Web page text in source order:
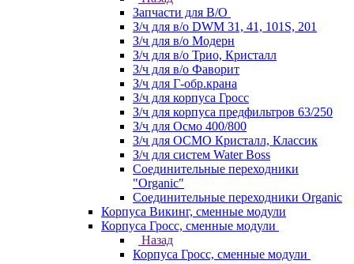
Запчасти для В/О
З/ч для в/о DWM 31, 41, 101S, 201
З/ч для в/о Модерн
З/ч для в/о Трио, Кристалл
З/ч для в/о Фаворит
З/ч для Г-обр.крана
З/ч для корпуса Гросс
З/ч для корпуса предфильтров 63/250
З/ч для Осмо 400/800
З/ч для ОСМО Кристалл, Классик
З/ч для систем Water Boss
Соединительные переходники
"Organic"
Соединительные переходники Organic
Корпуса Викинг, сменные модули
Корпуса Гросс, сменные модули
Назад
Корпуса Гросс, сменные модули